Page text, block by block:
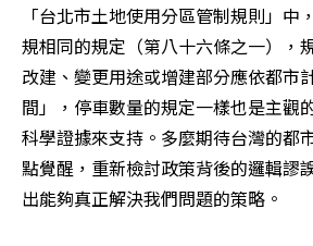
「台北市土地使用分區管制規則」中
規相同的規定（第八十六條之一），
改建、變更用途或增建部分應依都市
間」，停車數量的規定一樣也是主觀
科學證據來支持。多麼期待台灣的都
點覺醒，重新檢討政策背後的邏輯謬
出能夠真正解決我們問題的策略。